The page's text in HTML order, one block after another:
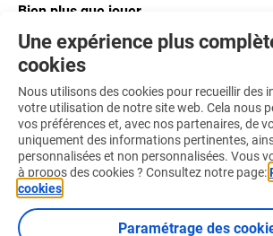
Une expérience plus
cookies
Nous utilisons des cookies pour recueillir des
votre utilisation de notre site web. Cela nous
vos préférences et, avec nos partenaires, de
uniquement des informations pertinentes,
personnalisées et non personnalisées. Vous
à propos des cookies ? Consultez notre page:
cookies
Paramétrage des
Bien plus que jouer
Téléchargez notre app